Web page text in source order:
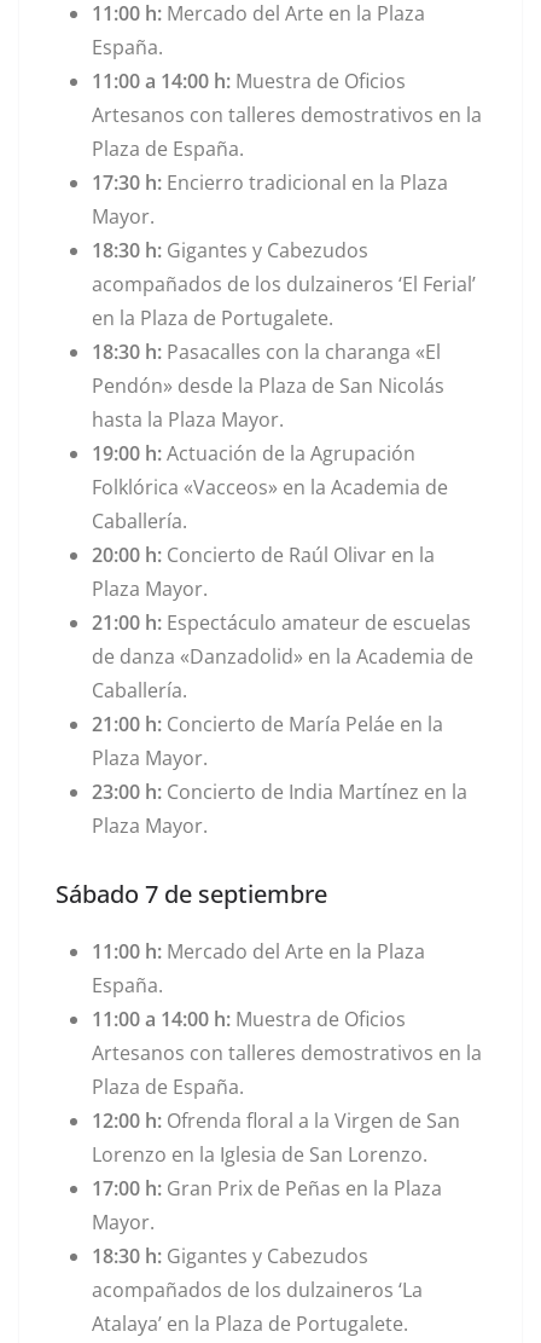
11:00 h: Mercado del Arte en la Plaza
España.
11:00 a 14:00 h: Muestra de Oficios
Artesanos con talleres demostrativos en la
Plaza de España.
17:30 h: Encierro tradicional en la Plaza
Mayor.
18:30 h: Gigantes y Cabezudos
acompañados de los dulzaineros ‘El Ferial’
en la Plaza de Portugalete.
18:30 h: Pasacalles con la charanga «El
Pendón» desde la Plaza de San Nicolás
hasta la Plaza Mayor.
19:00 h:Actuación de la Agrupación
Folklórica «Vacceos» en la Academia de
Caballería.
20:00 h: Concierto de Raúl Olivar en la
Plaza Mayor.
21:00 h: Espectáculo amateur de escuelas
de danza «Danzadolid» en la Academia de
Caballería.
21:00 h: Concierto de María Peláe en la
Plaza Mayor.
23:00 h: Concierto de India Martínez en la
Plaza Mayor.
Sábado 7 de septiembre
11:00 h: Mercado del Arte en la Plaza
España.
11:00 a 14:00 h: Muestra de Oficios
Artesanos con talleres demostrativos en la
Plaza de España.
12:00 h: Ofrenda floral a la Virgen de San
Lorenzo en la Iglesia de San Lorenzo.
17:00 h: Gran Prix de Peñas en la Plaza
Mayor.
18:30 h: Gigantes y Cabezudos
acompañados de los dulzaineros ‘La
Atalaya’ en la Plaza de Portugalete.